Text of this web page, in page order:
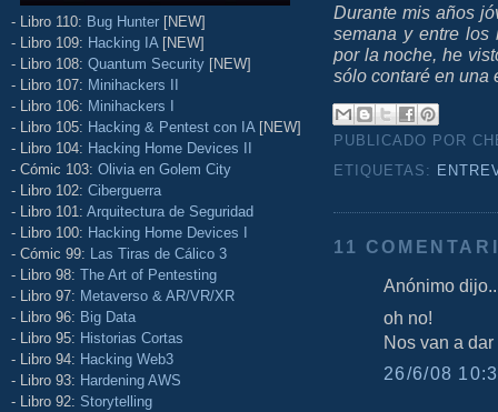
- Libro 110: Bug Hunter [NEW]
- Libro 109: Hacking IA [NEW]
- Libro 108: Quantum Security [NEW]
- Libro 107: Minihackers II
- Libro 106: Minihackers I
- Libro 105: Hacking & Pentest con IA [NEW]
- Libro 104: Hacking Home Devices II
- Cómic 103: Olivia en Golem City
- Libro 102: Ciberguerra
- Libro 101: Arquitectura de Seguridad
- Libro 100: Hacking Home Devices I
- Cómic 99: Las Tiras de Cálico 3
- Libro 98: The Art of Pentesting
- Libro 97: Metaverso & AR/VR/XR
- Libro 96: Big Data
- Libro 95: Historias Cortas
- Libro 94: Hacking Web3
- Libro 93: Hardening AWS
- Libro 92: Storytelling
Durante mis años
semana y entre los
por la noche, he
sólo contaré en una
PUBLICADO POR
ETIQUETAS:
11
Anónimo
oh no!
Nos van a
26/6/08